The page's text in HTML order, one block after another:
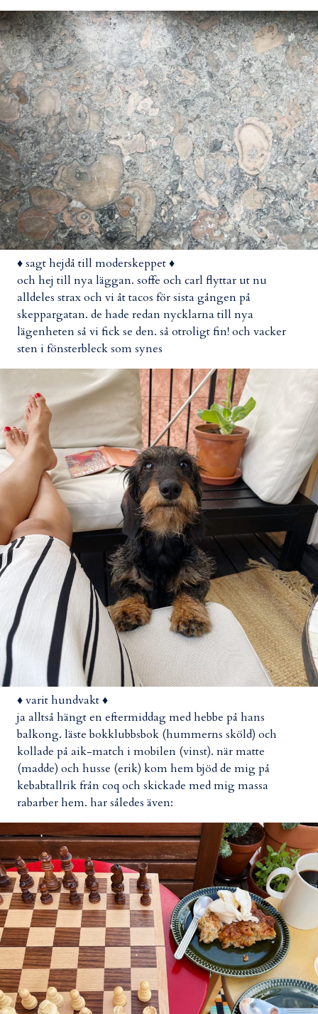
♦ sagt hejdå till moderskeppet ♦
och hej till nya läggan. soffe och carl flyttar ut nu
alldeles strax och vi åt tacos för sista gången på
skeppargatan. de hade redan nycklarna till nya
lägenheten så vi fick se den. så otroligt fin! och vacker
sten i fönsterbleck som synes
♦ varit hundvakt ♦
ja alltså hängt en eftermiddag med hebbe på hans
balkong. läste bokklubbsbok (hummerns sköld) och
kollade på aik-match i mobilen (vinst). när matte
(madde) och husse (erik) kom hem bjöd de mig på
kebabtallrik från coq och skickade med mig massa
rabarber hem. har således även: